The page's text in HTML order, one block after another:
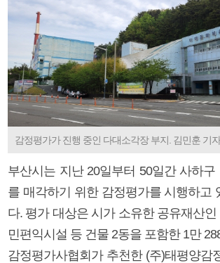
감정평가가 진행 중인 다대소각장 부지. 김민훈 기자
부산시는 지난 20일부터 50일간 사하구
를 매각하기 위한 감정평가를 시행하고
다. 평가 대상은 시가 소유한 공유재산
민편익시설 등 건물 2동을 포함한 1만
감정평가사협회가 추천한 (주)태평양감